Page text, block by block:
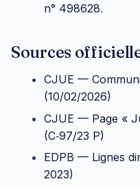
n° 498628.
Sources
CJUE —
(10/02/2026)
CJUE — Page «
(C‑97/23 P)
EDPB — Lignes
2023)